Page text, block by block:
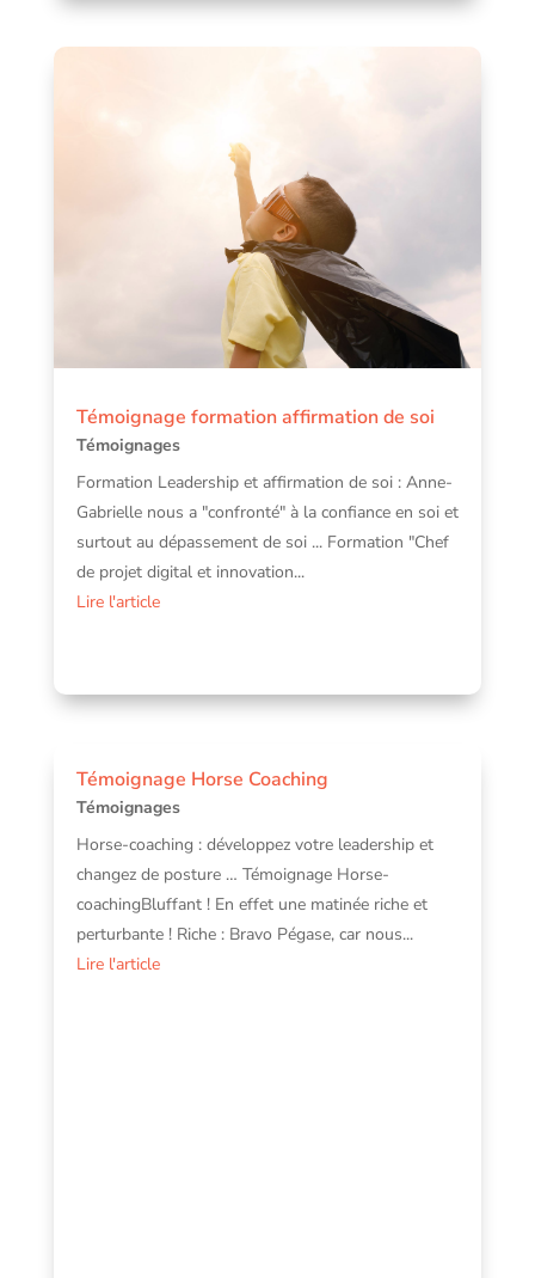
Témoignage formation affirmation de soi
Témoignages
Formation Leadership et affirmation de soi : Anne-
Gabrielle nous a "confronté" à la confiance en soi et
surtout au dépassement de soi ... Formation "Chef
de projet digital et innovation...
Lire l'article
Témoignage Horse Coaching
Témoignages
Horse-coaching : développez votre leadership et
changez de posture … Témoignage Horse-
coachingBluffant ! En effet une matinée riche et
perturbante ! Riche : Bravo Pégase, car nous...
Lire l'article